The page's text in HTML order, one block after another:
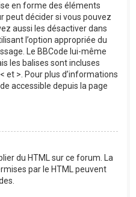
en forme des éléments
peut décider si vous pouvez
aussi les désactiver dans
l’option appropriée du
Le BBCode lui-même
les balises sont incluses
et >. Pour plus d’informations
accessible depuis la page
du HTML sur ce forum. La
par le HTML peuvent